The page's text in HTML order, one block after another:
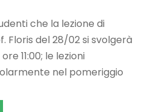
che la lezione di
Floris del 28/02 si svolgerà
11:00; le lezioni
nel pomeriggio